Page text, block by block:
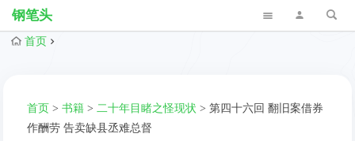
钢笔头
首页
首页 >书籍 >二十年目睹之怪现状 >第四十六回 翻旧案借券
作酬劳 告卖缺县丞难总督